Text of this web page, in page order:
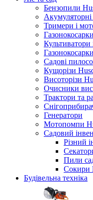
Бензопили
Тримери і
Культиватори
Садові
Кущорізи
Висоторізи
Очисники
Трактори та
Генератори
Мотопомпи
Садовий
Різний
Пили
Сокири
Будівельна техніка